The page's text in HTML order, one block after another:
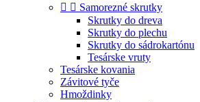
  Samorezné skrutky
Skrutky do dreva
Skrutky do plechu
Skrutky do sádrokartónu
Tesárske vruty
Tesárske kovania
Závitové tyče
Hmoždinky